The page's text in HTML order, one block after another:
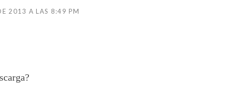
2013 A LAS 8:49 PM